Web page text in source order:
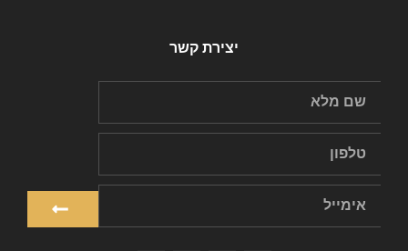
יצירת קשר